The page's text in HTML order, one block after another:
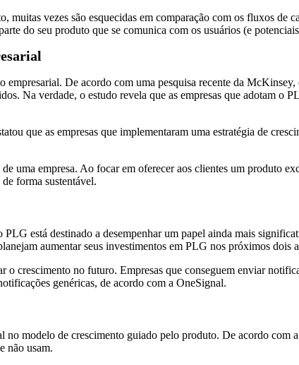
muitas vezes são esquecidas em comparação com os fluxos de
do seu produto que se comunica com os usuários (e
De acordo com uma pesquisa recente da McKinsey,
Na verdade, o estudo revela que as empresas que adotam o
que as empresas que implementaram uma estratégia de
uma empresa. Ao focar em oferecer aos clientes um produto
forma sustentável.
está destinado a desempenhar um papel ainda mais
aumentar seus investimentos em PLG nos próximos dois
crescimento no futuro. Empresas que conseguem enviar
genéricas, de acordo com a OneSignal.
modelo de crescimento guiado pelo produto. De acordo com
não usam.